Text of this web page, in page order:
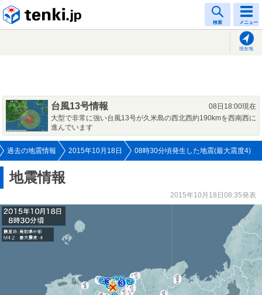
検索 メニュー
現在地
台風13号情報
08日18:00現在
大型で非常に強い台風13号が久米島の西北西約190kmを西南西に
進んでいます
過去の地震情報 2015年10月18日 08時30分頃発生した地震(最大震度4)
地震情報
2015年10月18日08:35発表